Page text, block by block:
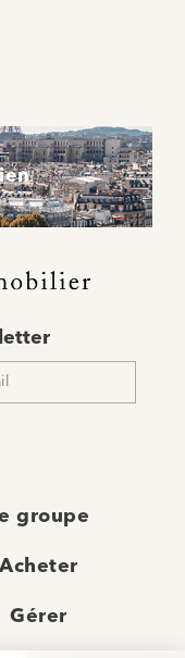
groupe
Acheter
Gérer